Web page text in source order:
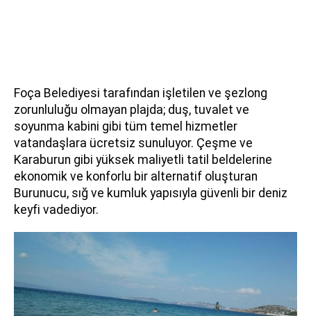
Foça Belediyesi tarafından işletilen ve şezlong
zorunluluğu olmayan plajda; duş, tuvalet ve
soyunma kabini gibi tüm temel hizmetler
vatandaşlara ücretsiz sunuluyor. Çeşme ve
Karaburun gibi yüksek maliyetli tatil beldelerine
ekonomik ve konforlu bir alternatif oluşturan
Burunucu, sığ ve kumluk yapısıyla güvenli bir deniz
keyfi vadediyor.